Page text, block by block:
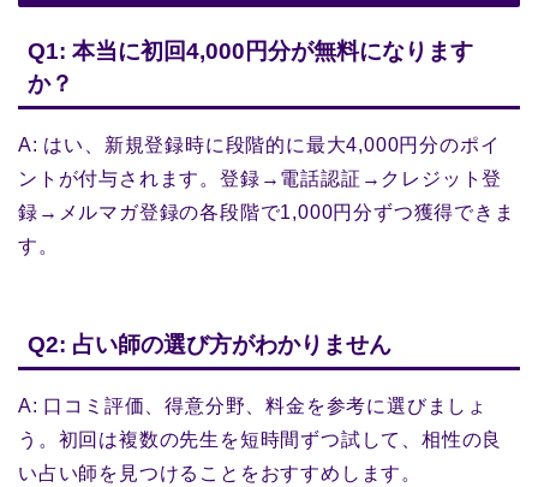
Q1: 本当に初回4,000円分が無料になります
か？
A: はい、新規登録時に段階的に最大4,000円分のポイ
ントが付与されます。登録→電話認証→クレジット登
録→メルマガ登録の各段階で1,000円分ずつ獲得できま
す。
Q2: 占い師の選び方がわかりません
A: 口コミ評価、得意分野、料金を参考に選びましょ
う。初回は複数の先生を短時間ずつ試して、相性の良
い占い師を見つけることをおすすめします。